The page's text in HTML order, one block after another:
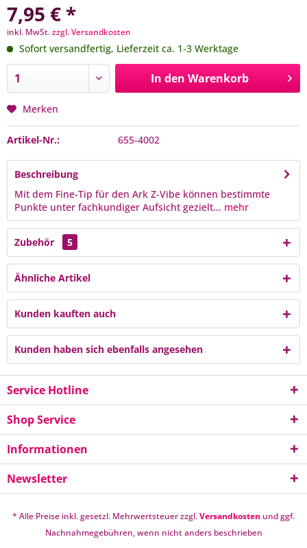
7,95 € *
inkl. MwSt.zzgl. Versandkosten
Sofort versandfertig, Lieferzeit ca. 1-3 Werktage
In den Warenkorb
Merken
Artikel-Nr.: 655-4002
Beschreibung
Mit dem Fine-Tip für den Ark Z-Vibe können bestimmte
Punkte unter fachkundiger Aufsicht gezielt... mehr
Zubehör 5
Ähnliche Artikel
Kunden kauften auch
Kunden haben sich ebenfalls angesehen
Service Hotline
Shop Service
Informationen
Newsletter
* Alle Preise inkl. gesetzl. Mehrwertsteuer zzgl.Versandkosten und ggf.
Nachnahmegebühren, wenn nicht anders beschrieben